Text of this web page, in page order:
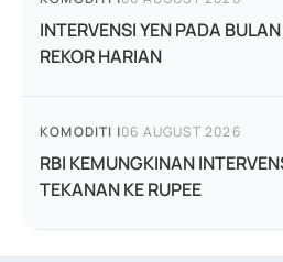
INTERVENSI YEN PADA
REKOR HARIAN
KOMODITI |06 AUGUST 2026
RBI KEMUNGKINAN
TEKANAN KE RUPEE